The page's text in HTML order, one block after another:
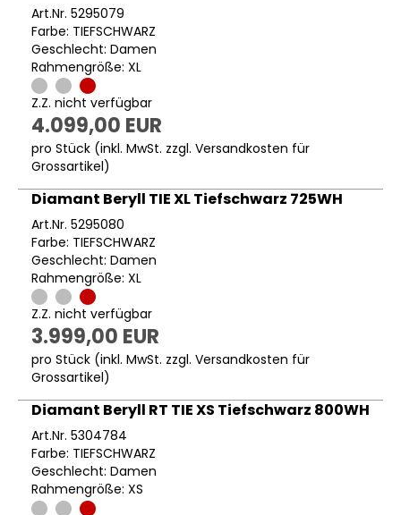
Art.Nr. 5295079
Farbe: TIEFSCHWARZ
Geschlecht: Damen
Rahmengröße: XL
Z.Z. nicht verfügbar
4.099,00 EUR
pro Stück (inkl. MwSt. zzgl. Versandkosten für
Grossartikel)
Diamant Beryll TIE XL Tiefschwarz 725WH
Art.Nr. 5295080
Farbe: TIEFSCHWARZ
Geschlecht: Damen
Rahmengröße: XL
Z.Z. nicht verfügbar
3.999,00 EUR
pro Stück (inkl. MwSt. zzgl. Versandkosten für
Grossartikel)
Diamant Beryll RT TIE XS Tiefschwarz 800WH
Art.Nr. 5304784
Farbe: TIEFSCHWARZ
Geschlecht: Damen
Rahmengröße: XS